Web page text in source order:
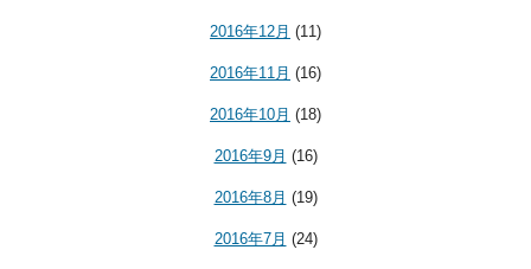
2016年12月 (11)
2016年11月 (16)
2016年10月 (18)
2016年9月 (16)
2016年8月 (19)
2016年7月 (24)